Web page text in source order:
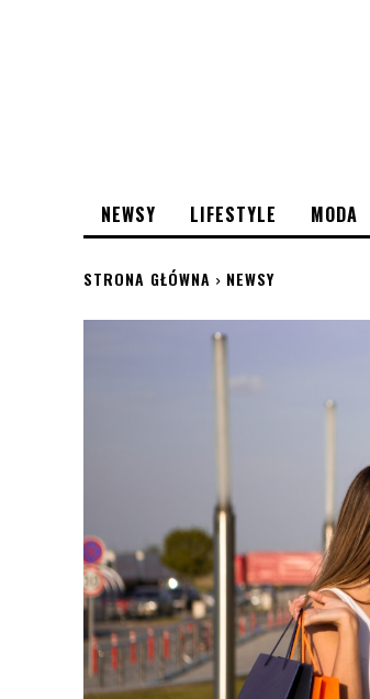
NEWSY LIFESTYLE MODA
STRONA GŁÓWNA NEWSY